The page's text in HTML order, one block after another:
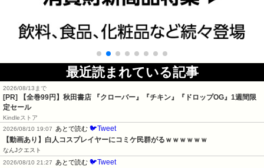
最近読まれている記事
2026/08/13まで
[PR]
【全巻99円】秋田書店 『クローバー』『チキン』『ドロップOG』1週間限
定セール
Kindleストア
2026/08/10 19:07 あとで読む 🐦Tweet
【動画あり】白人コスプレイヤーにコミケ民群がるｗｗｗｗｗｗ
なんJクエスト
2026/08/10 21:27 あとで読む 🐦Tweet